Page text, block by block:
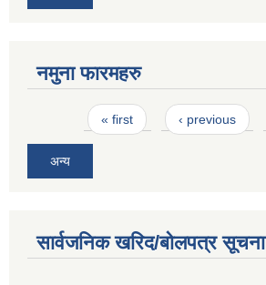
नमुना फारमहरु
Pages« first ‹ previous
अन्य
सार्वजनिक खरिद/बोलपत्र सूचना